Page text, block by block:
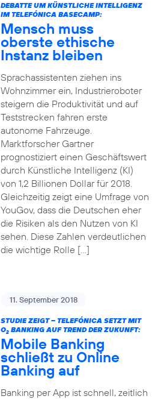
DEBATTE UM KÜNSTLICHE INTELLIGENZ
IM TELEFÓNICA BASECAMP:
Mensch muss
oberste ethische
Instanz bleiben
Sprachassistenten ziehen ins
Wohnzimmer ein, Industrieroboter
steigern die Produktivität und auf
Teststrecken fahren erste
autonome Fahrzeuge.
Marktforscher Gartner
prognostiziert einen Geschäftswert
durch Künstliche Intelligenz (KI)
von 1,2 Billionen Dollar für 2018.
Gleichzeitig zeigt eine Umfrage von
YouGov, dass die Deutschen eher
die Risiken als den Nutzen von KI
sehen. Diese Zahlen verdeutlichen
die wichtige Rolle […]
11. September 2018
STUDIE ZEIGT – TELEFÓNICA SETZT MIT
O2BANKING AUF TREND DER ZUKUNFT:
Mobile Banking
schließt zu Online
Banking auf
Banking per App ist schnell, zeitlich